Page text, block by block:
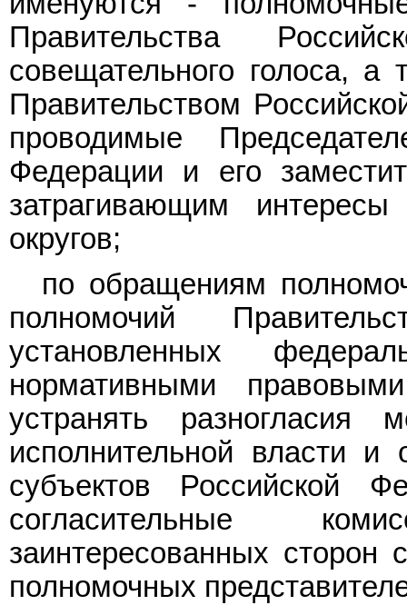
Правительства
совещательного голоса, а
Правительством
проводимые
Федерации и его
затрагивающим
округов;
по обращениям
полномочий
установленных
нормативными
устранять разногласия
исполнительной власти и
субъектов Российской
согласительные
заинтересованных сторон
полномочных